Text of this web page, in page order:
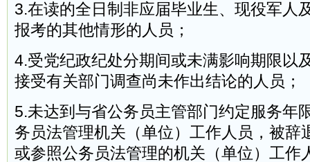
3.在读的全日制非应届毕业生、现役军人
报考的其他情形的人员；
4.受党纪政纪处分期间或未满影响期限以
接受有关部门调查尚未作出结论的人员；
5.未达到与省公务员主管部门约定服务年
务员法管理机关（单位）工作人员，被辞
或参照公务员法管理的机关（单位）工作